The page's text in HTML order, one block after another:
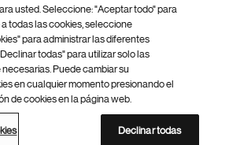
2026 Novartis AG
Términos de uso
Accesibilidad
de cookies
Mapa del sitio
usted. Seleccione: "Aceptar todo" para
todas las cookies, seleccione
para administrar las diferentes
todas" para utilizar solo las
Puede cambiar su
en cualquier momento presionando el
de cookies en la página web.
Declinar todas